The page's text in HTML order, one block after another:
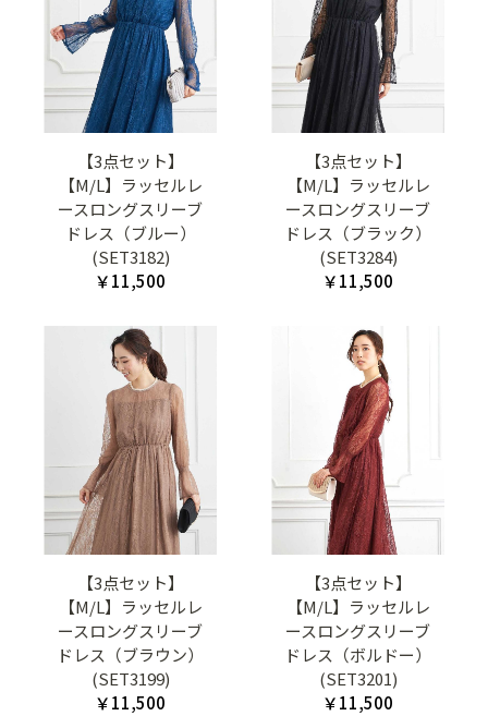
【3点セット】
【M/L】ラッセルレ
ースロングスリーブ
ドレス（ブルー）
(SET3182)
￥11,500
【3点セット】
【M/L】ラッセルレ
ースロングスリーブ
ドレス（ブラック）
(SET3284)
￥11,500
【3点セット】
【M/L】ラッセルレ
ースロングスリーブ
ドレス（ブラウン）
(SET3199)
￥11,500
【3点セット】
【M/L】ラッセルレ
ースロングスリーブ
ドレス（ボルドー）
(SET3201)
￥11,500